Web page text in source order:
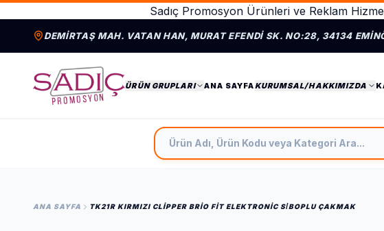
Sadıç Promosyon Ürünleri ve Reklam
DEMIRTAŞ MAH. VATAN HAN, MURAT EFENDI SK. NO:28, 34134
ÜRÜN GRUPLARI ANA SAYFAKURUMSAL/HAKKIMIZDA
Ürün Adı, Ürün Kodu veya Kategori Ara
ANA SAYFA TK21R KIRMIZI CLIPPER BRIO FIT ELEKTRONIC SİBOPLU ÇAKMAK